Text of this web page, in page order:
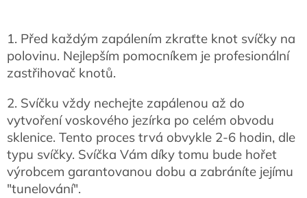
1. Před každým zapálením zkraťte knot svíčky na
polovinu. Nejlepším pomocníkem je profesionální
zastřihovač knotů.
2. Svíčku vždy nechejte zapálenou až do
vytvoření voskového jezírka po celém obvodu
sklenice. Tento proces trvá obvykle 2-6 hodin, dle
typu svíčky. Svíčka Vám díky tomu bude hořet
výrobcem garantovanou dobu a zabráníte jejímu
"tunelování".